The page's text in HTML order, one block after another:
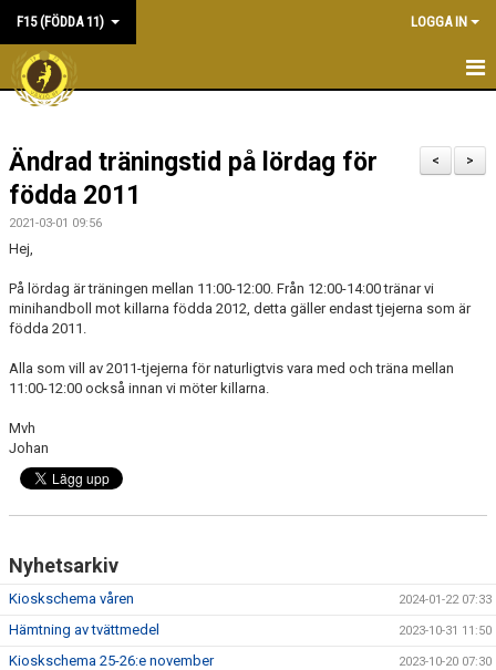
F15 (FÖDDA 11) LOGGA IN
HEM
NYHETER
KALENDER
MATCHER
TRUPPEN
DOKUMENT
KONTAKT
>
<
Ändrad träningstid på lördag för
födda 2011
2021-03-01 09:56
Hej,
På lördag är träningen mellan 11:00-12:00. Från 12:00-14:00 tränar vi
minihandboll mot killarna födda 2012, detta gäller endast tjejerna som är
födda 2011.
Alla som vill av 2011-tjejerna för naturligtvis vara med och träna mellan
11:00-12:00 också innan vi möter killarna.
Mvh
Johan
Nyhetsarkiv
Kioskschema våren 2024-01-22 07:33
Hämtning av tvättmedel 2023-10-31 11:50
Kioskschema 25-26:e november 2023-10-20 07:30